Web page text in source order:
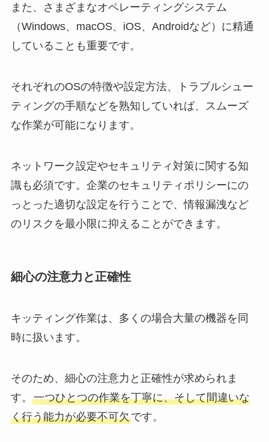
また、さまざまなオペレーティングシステム
（Windows、macOS、iOS、Androidなど）に精通
していることも重要です。
それぞれのOSの特徴や設定方法、トラブルシュー
ティングの手順などを熟知していれば、スムーズ
な作業が可能になります。
ネットワーク設定やセキュリティ対策に関する知
識も必須です。企業のセキュリティポリシーにの
っとった適切な設定を行うことで、情報漏洩など
のリスクを最小限に抑えることができます。
細心の注意力と正確性
キッティング作業は、多くの場合大量の機器を同
時に扱います。
そのため、細心の注意力と正確性が求められま
す。 一つひとつの作業を丁寧に、そして間違いな
く行う能力が必要不可欠です。